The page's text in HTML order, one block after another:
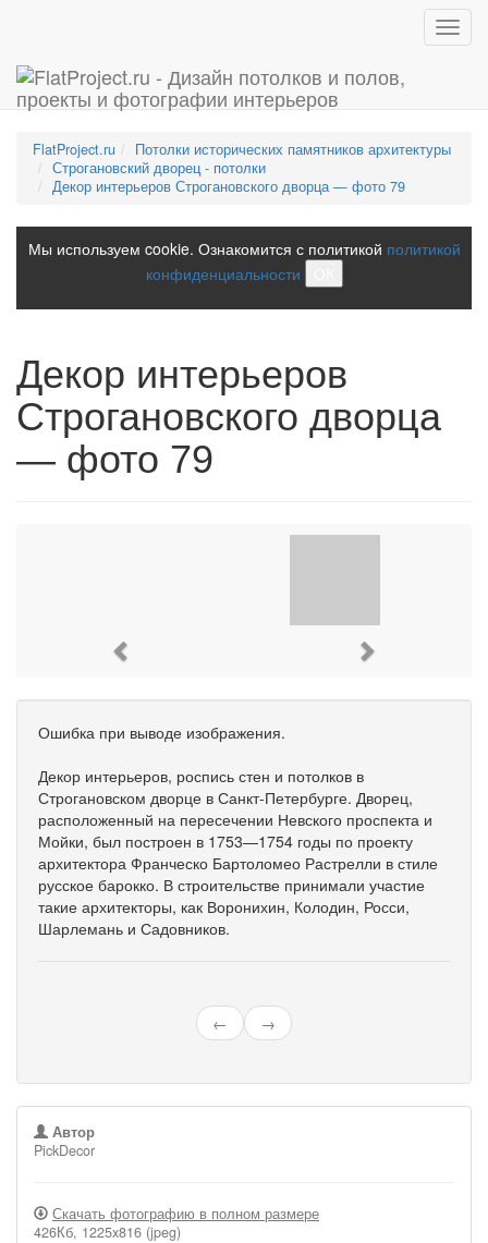
FlatProject.ru
Потолки исторических памятников архитектуры
Строгановский дворец - потолки
Декор интерьеров Строгановского дворца — фото 79
Мы используем cookie. Ознакомится с политикой политикой
конфиденциальности
Декор интерьеров
Строгановского дворца
— фото 79
Ошибка при выводе изображения.
Декор интерьеров, роспись стен и потолков в
Строгановском дворце в Санкт-Петербурге. Дворец,
расположенный на пересечении Невского проспекта и
Мойки, был построен в 1753—1754 годы по проекту
архитектора Франческо Бартоломео Растрелли в стиле
русское барокко. В строительстве принимали участие
такие архитекторы, как Воронихин, Колодин, Росси,
Шарлемань и Садовников.
← →
Автор
PickDecor
Скачать фотографию в полном размере
426Кб, 1225x816 (jpeg)